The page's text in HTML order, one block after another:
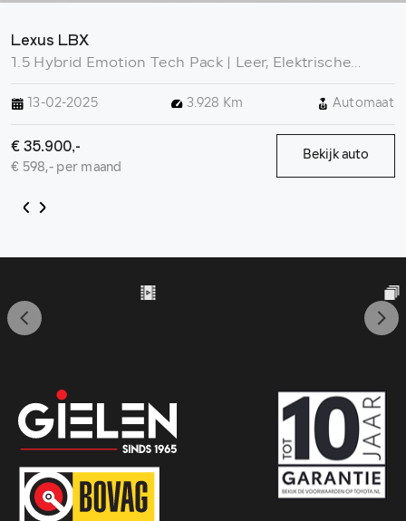
Lexus LBX
1.5 Hybrid Emotion Tech Pack | Leer, Elektrische
Privacy glass
13-02-2025 3.928 Km Automaat
€ 35.900,-
€ 598,- per maand
Bekijk auto